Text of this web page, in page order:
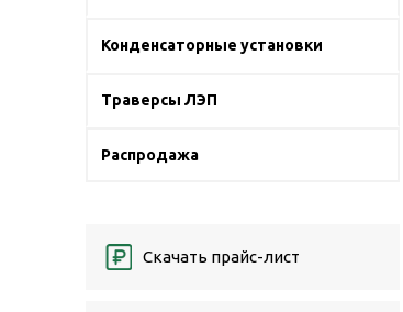
Конденсаторные установки
Траверсы ЛЭП
Распродажа
Скачать прайс-лист